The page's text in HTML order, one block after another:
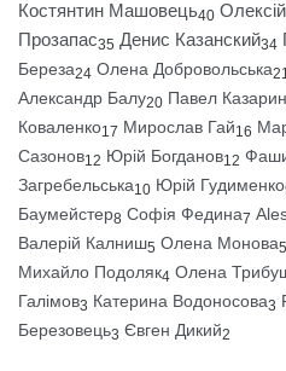
Костянтин Машовець40
Прозапас35 Денис Казанский34
Береза24 Олена Добровольська
Александр Балу20 Павел Казарин
Коваленко17 Мирослав Гай16
Сазонов12 Юрій Богданов12
Загребельська10 Юрій Гудименко
Баумейстер8 Софія Федина7
Валерій Калниш5 Олена Монова5
Михайло Подоляк4 Олена
Галімов3 Катерина Водоносова3
Березовець3 Євген Дикий2